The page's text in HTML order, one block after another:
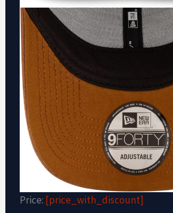
Price: [price_with_discount]